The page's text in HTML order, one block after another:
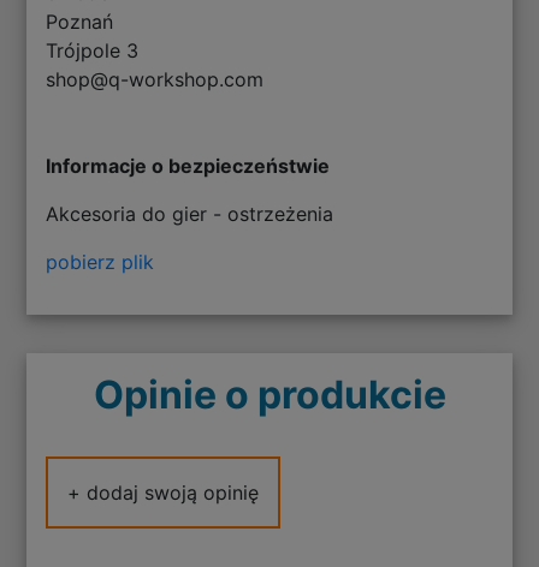
Poznań
Trójpole 3
shop@q-workshop.com
Informacje o bezpieczeństwie
Akcesoria do gier - ostrzeżenia
pobierz plik
Opinie o produkcie
+ dodaj swoją opinię